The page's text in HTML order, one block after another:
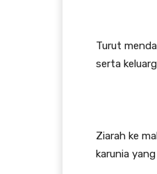
Turut
serta
Ziarah ke
karunia